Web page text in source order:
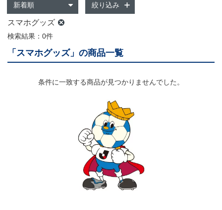
絞り込み
スマホグッズ
検索結果：0件
「スマホグッズ」の商品一覧
条件に一致する商品が見つかりませんでした。